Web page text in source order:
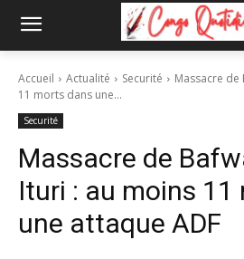
Accueil Actualité Securité
Massacre de
11 morts dans une...
Securité
Massacre de
Ituri : au moins
une attaque ADF